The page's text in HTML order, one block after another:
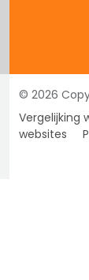
© 2026
Vergelijking
websites